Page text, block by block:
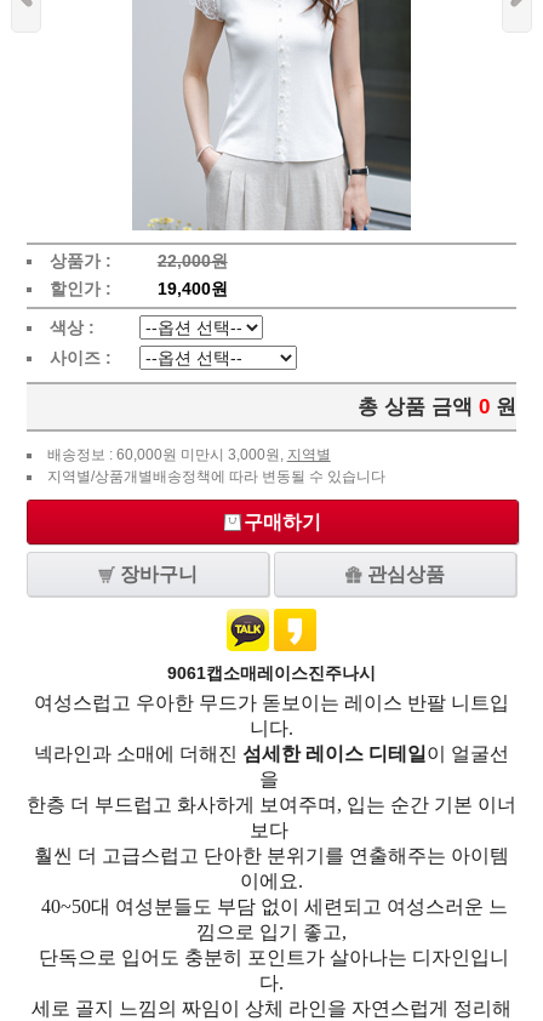
상품가 :
22,000원
할인가 :
19,400원
색상 :
사이즈 :
총 상품 금액 0 원
배송정보 : 60,000원 미만시 3,000원, 지역별
지역별/상품개별배송정책에 따라 변동될 수 있습니다
구매하기
장바구니 관심상품
9061캡소매레이스진주나시
여성스럽고 우아한 무드가 돋보이는 레이스 반팔 니트입
니다.
넥라인과 소매에 더해진 섬세한 레이스 디테일 이 얼굴선
을
한층 더 부드럽고 화사하게 보여주며, 입는 순간 기본 이너
보다
훨씬 더 고급스럽고 단아한 분위기를 연출해주는 아이템
이에요.
40~50대 여성분들도 부담 없이 세련되고 여성스러운 느
낌으로 입기 좋고,
단독으로 입어도 충분히 포인트가 살아나는 디자인입니
다.
세로 골지 느낌의 짜임이 상체 라인을 자연스럽게 정리해